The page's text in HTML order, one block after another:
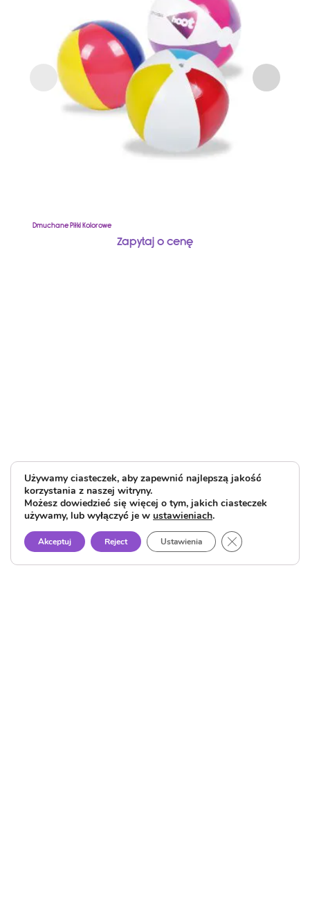
Dmuchane Piłki Kolorowe
Zapytaj o cenę
Używamy ciasteczek, aby zapewnić najlepszą jakość
korzystania z naszej witryny.
Możesz dowiedzieć się więcej o tym, jakich ciasteczek
używamy, lub wyłączyć je w ustawieniach.
Akceptuj Reject Ustawienia Close GDPR